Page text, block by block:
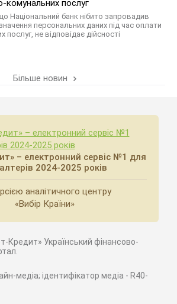
комунальних послуг
Національний банк нібито запровадив
персональних даних під час оплати
не відповідає дійсності
Більше новин
– електронний сервіс №1 для
2024-2025 років
аналітичного центру
«Вибір Країни»
Кредит» Український фінансово-
медіа; ідентифікатор медіа - R40-